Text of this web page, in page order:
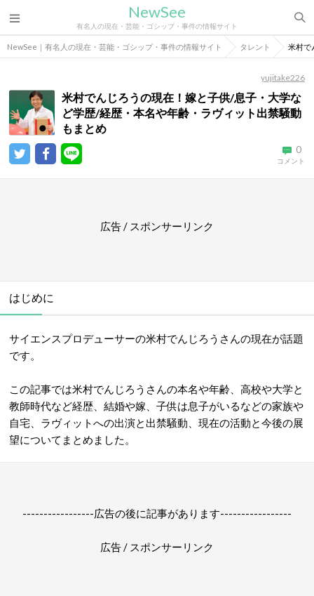
NewSee
有名人の現在・芸能・ゴシップ・事件の情報サイト
NewSee｜有名人の現在・芸能・ゴシップ・事件の情報サイト タレント 米村で
yujitake226
米村でんじろうの現在！嫁と子供/息子・大学な
ど学歴/経歴・本名や年齢・ラヴィット出禁騒動
もまとめ
0
コメント
広告 / スポンサーリンク
はじめに
サイエンスプロデューサーの米村でんじろうさんの現在が話題
です。
この記事では米村でんじろうさんの本名や年齢、高校や大学と
教師時代など経歴、結婚や嫁、子供は息子がいるなどの家族や
自宅、ラヴィットへの出演と出禁騒動、現在の活動と今後の展
望についてまとめました。
-----------------広告の後に記事があります-----------------
広告 / スポンサーリンク